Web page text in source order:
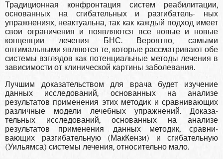
Традиционная конфронтация систем реабилита­ции,
основанных на сгибательных и разгибатель- ных
упражнениях, неактуальна, так как каждый подход имеет
свои ограничения и появляются все новые и новые
концепции лечения БНС. Вероят­но, самыми
оптимальными являются те, которые рассматривают обе
системы взглядов как потен­циальные методы лечения в
зависимости от кли­нической картины заболевания.
Лучшим доказательством для врача будет изучение
данных исследований, основанных на анализе
результатов применения этих методик и сравнивающих
раз­личные модели лечебных упражнений. Доказа­
тельных исследований, основанных на анализе
результатов применения данных методик, сравни­
вающих разгибательную (МакКензи) и сгибатель­ную
(Уильямса) системы лечения, относительно мало.